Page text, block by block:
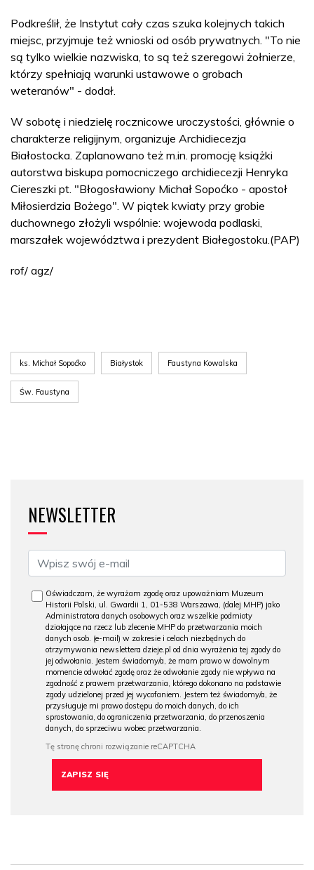
Podkreślił, że Instytut cały czas szuka kolejnych takich
miejsc, przyjmuje też wnioski od osób prywatnych. "To nie
są tylko wielkie nazwiska, to są też szeregowi żołnierze,
którzy spełniają warunki ustawowe o grobach
weteranów" - dodał.
W sobotę i niedzielę rocznicowe uroczystości, głównie o
charakterze religijnym, organizuje Archidiecezja
Białostocka. Zaplanowano też m.in. promocję książki
autorstwa biskupa pomocniczego archidiecezji Henryka
Ciereszki pt. "Błogosławiony Michał Sopoćko - apostoł
Miłosierdzia Bożego". W piątek kwiaty przy grobie
duchownego złożyli wspólnie: wojewoda podlaski,
marszałek województwa i prezydent Białegostoku.(PAP)
rof/ agz/
ks. Michał Sopoćko Białystok Faustyna Kowalska
Św. Faustyna
NEWSLETTER
Oświadczam, że wyrażam zgodę oraz upoważniam Muzeum
Historii Polski, ul. Gwardii 1, 01-538 Warszawa, (dalej MHP) jako
Administratora danych osobowych oraz wszelkie podmioty
działające na rzecz lub zlecenie MHP do przetwarzania moich
danych osob. (e-mail) w zakresie i celach niezbędnych do
otrzymywania newslettera dzieje.pl od dnia wyrażenia tej zgody do
jej odwołania. Jestem świadomy/a, że mam prawo w dowolnym
momencie odwołać zgodę oraz że odwołanie zgody nie wpływa na
zgodność z prawem przetwarzania, którego dokonano na podstawie
zgody udzielonej przed jej wycofaniem. Jestem też świadomy/a, że
przysługuje mi prawo dostępu do moich danych, do ich
sprostowania, do ograniczenia przetwarzania, do przenoszenia
danych, do sprzeciwu wobec przetwarzania.